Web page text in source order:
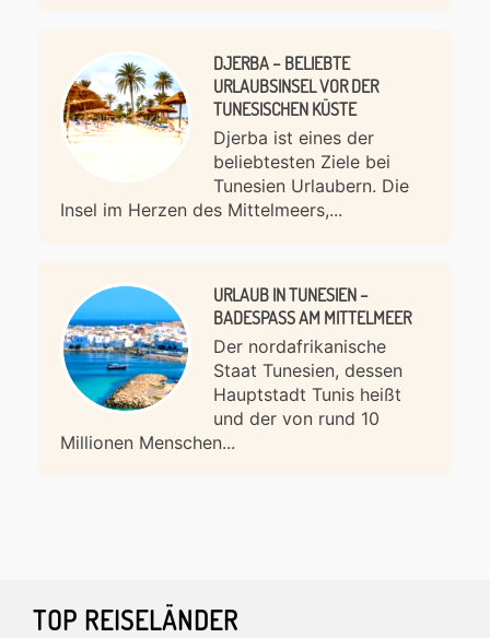
DJERBA – BELIEBTE
URLAUBSINSEL VOR DER
TUNESISCHEN KÜSTE
Djerba ist eines der
beliebtesten Ziele bei
Tunesien Urlaubern. Die
Insel im Herzen des Mittelmeers,...
URLAUB IN TUNESIEN –
BADESPASS AM MITTELMEER
Der nordafrikanische
Staat Tunesien, dessen
Hauptstadt Tunis heißt
und der von rund 10
Millionen Menschen...
Footer
TOP REISELÄNDER